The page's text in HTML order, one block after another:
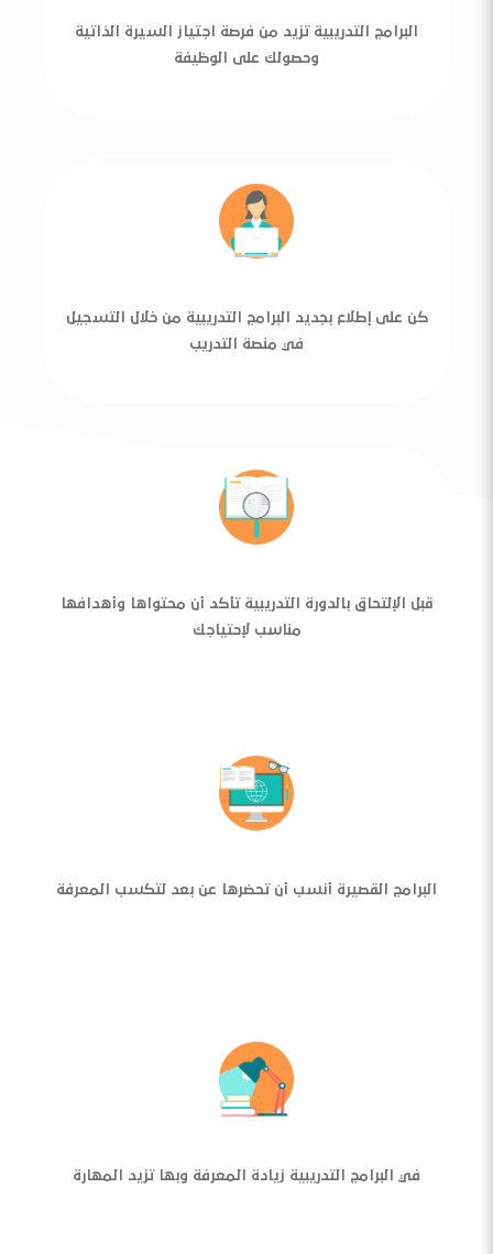
البرامج التدريبية تزيد من فرصة اجتياز السيرة الذاتية
وحصولك على الوظيفة
كن على إطلاع بجديد البرامج التدريبية من خلال التسجيل
في منصة التدريب
قبل الإلتحاق بالدورة التدريبية تأكد أن محتواها وأهدافها
مناسب لإحتياجك
البرامج القصيرة أنسب أن تحضرها عن بعد لتكسب المعرفة
في البرامج التدريبية زيادة المعرفة وبها تزيد المهارة